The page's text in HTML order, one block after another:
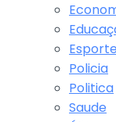
Policia
Politica
Saude